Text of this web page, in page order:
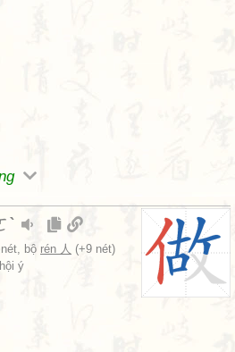
ˋ
bộ rén 人 (+9 nét)
ý